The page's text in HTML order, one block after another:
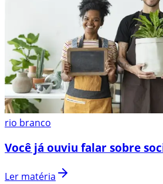
rio branco
Você já ouviu falar sobre
Ler matéria